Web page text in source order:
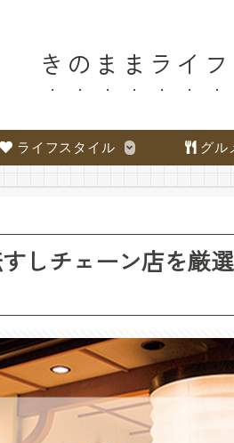
きのままライフ
ライフスタイル グル
しチェーン店を厳